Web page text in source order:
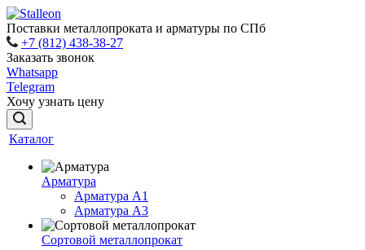
Поставки металлопроката и арматуры по СПб
+7 (812) 438-38-27
Заказать звонок
Whatsapp
Telegram
Хочу узнать цену
Каталог
Арматура
Арматура A1
Арматура А3
Сортовой металлопрокат